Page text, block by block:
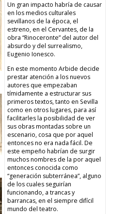
Un gran impacto habría de causar
en los medios culturales
sevillanos de la época, el
estreno, en el Cervantes, de la
obra “Rinoceronte” del autor del
absurdo y del surrealismo,
Eugenio Ionesco.
En este momento Arbide decide
prestar atención a los nuevos
autores que empezaban
tímidamente a estructurar sus
primeros textos, tanto en Sevilla
como en otros lugares, para así
facilitarles la posibilidad de ver
sus obras montadas sobre un
escenario, cosa que por aquel
entonces no era nada fácil. De
este empeño habrían de surgir
muchos nombres de la por aquel
entonces conocida como
“generación subterránea”, alguno
de los cuales seguirían
funcionando, a trancas y
barrancas, en el siempre difícil
mundo del teatro.